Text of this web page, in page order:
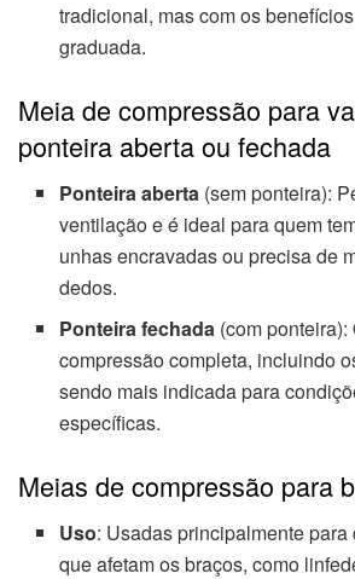
tradicional, mas com os
graduada.
Meia de compressão para
ponteira aberta ou fechada
Ponteira aberta (sem ponteira):
ventilação e é ideal para quem
unhas encravadas ou precisa de
dedos.
Ponteira fechada (com ponteira):
compressão completa, incluindo
sendo mais indicada para
específicas.
Meias de compressão para
Uso: Usadas principalmente
que afetam os braços, como